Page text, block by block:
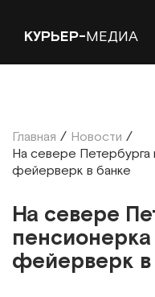
КУРЬЕР-МЕДИА
Главная / Новости /
На севере Петербурга
фейерверк в банке
На севере
фейерверк в